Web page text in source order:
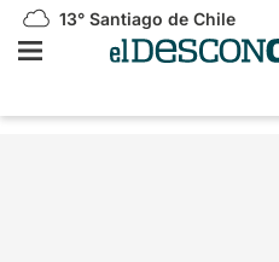
13° Santiago de Chile